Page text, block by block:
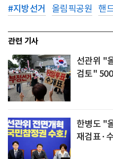
#지방선거 올림픽공원 핸
관련 기사
선관위 "
검토"
한병도 "
재검표·